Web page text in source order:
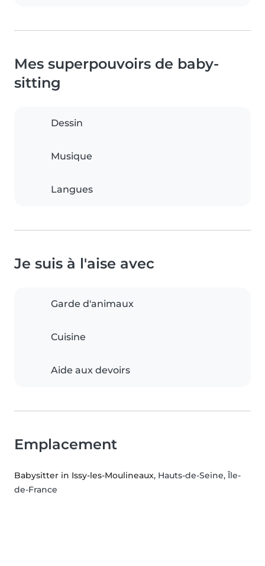
Mes superpouvoirs de baby-
sitting
Dessin
Musique
Langues
Je suis à l'aise avec
Garde d'animaux
Cuisine
Aide aux devoirs
Emplacement
Babysitter in Issy-les-Moulineaux, Hauts-de-Seine, Île-
de-France